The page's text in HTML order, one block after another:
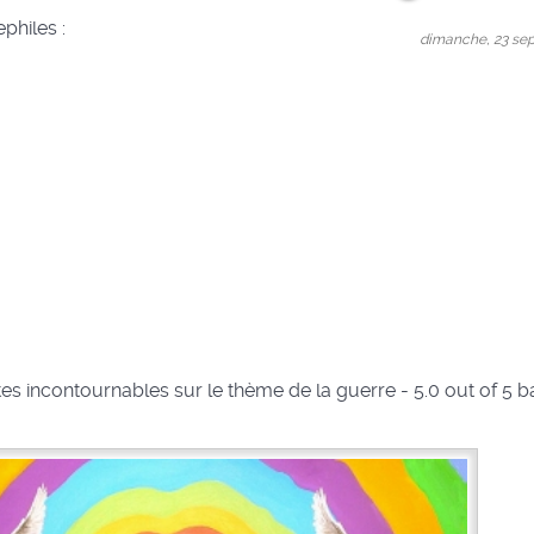
dimanche, 23
:
incontournables sur le thème de la guerre - 5.0 out of 5